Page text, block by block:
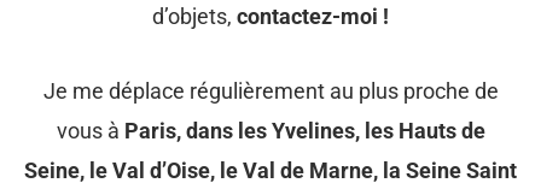
d’objets, contactez-moi !
Je me déplace régulièrement au plus proche de
vous à Paris, dans les Yvelines, les Hauts de
Seine, le Val d’Oise, le Val de Marne, la Seine Saint